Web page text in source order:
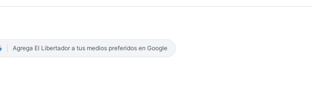
Agrega El Libertador a tus medios preferidos en Google